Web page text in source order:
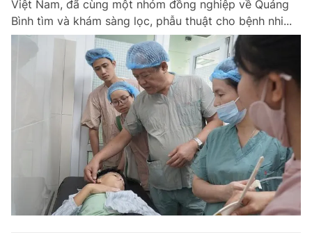
Việt Nam, đã cùng một nhóm đồng nghiệp về Quảng
Bình tìm và khám sàng lọc, phẫu thuật cho bệnh nhi...